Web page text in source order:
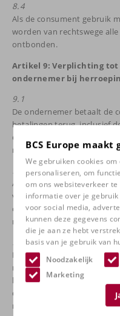
BCS Europe
We gebruiken cookies
personaliseren, om
om ons websiteverkeer
informatie over je
voor social media,
kunnen deze gegevens
die je aan ze hebt
basis van je gebruik van
Noodzakelijk
Marketing
8.4
Als de consument gebruik
worden van rechtswege
ontbonden.
Artikel 9: Verplichting
ondernemer bij
9.1
De ondernemer betaalt de
betalingen terug, inclusief
door de ondernemer voor
rekening zijn gebracht.
9.2
Als de consument heeft
van levering dan de
ondernemer de
niet terug te betalen.
9.3
De ondernemer dient de
mogelijk, maar uiterlijk
herroepingsverklaring,
de ondernemer geen
niet door de ondernemer is